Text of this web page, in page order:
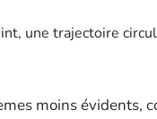
une trajectoire
moins évidents,